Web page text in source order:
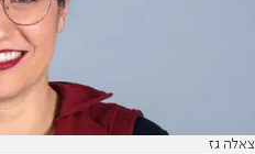
צאלה גז